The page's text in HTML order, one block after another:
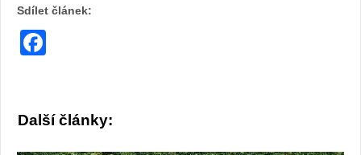
Sdílet článek:
Další články: